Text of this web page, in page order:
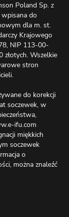
Poland Sp. z
wpisana do
dla m. st.
Krajowego
NIP 113-00-
złotych. Wszelkie
stron
do korekcji
soczewek, w
ifu.com
miękkich
soczewek
o
można znaleźć